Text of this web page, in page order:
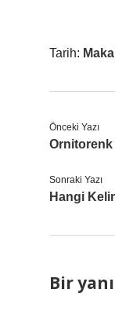
Tarih:
Önceki Yazı
Ornitorenk
Sonraki Yazı
Hangi
Bir